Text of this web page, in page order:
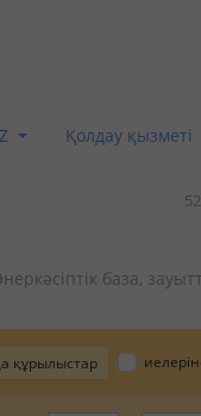
Қолдау қызметі
база,
құрылыстар